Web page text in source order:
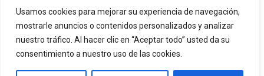
Usamos cookies para mejorar su experiencia de navegación,
mostrarle anuncios o contenidos personalizados y analizar
nuestro tráfico. Al hacer clic en “Aceptar todo” usted da su
consentimiento a nuestro uso de las cookies.
Teléfono: 624 27 86 94Email: hola@lindeza.es